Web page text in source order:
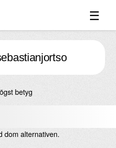
☰
betyg
dom alternativen.